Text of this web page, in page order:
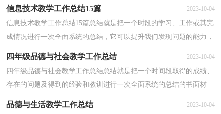
信息技术教学工作总结15篇 2023-10-04
信息技术教学工作总结15篇总结就是把一个时段的学习、工作或其完
成情况进行一次全面系统的总结，它可以提升我们发现问题的能力，
四年级品德与社会教学工作总结 2023-10-04
四年级品德与社会教学工作总结总结就是把一个时间段取得的成绩、
存在的问题及得到的经验和教训进行一次全面系统的总结的书面材
品德与生活教学工作总结 2023-10-04